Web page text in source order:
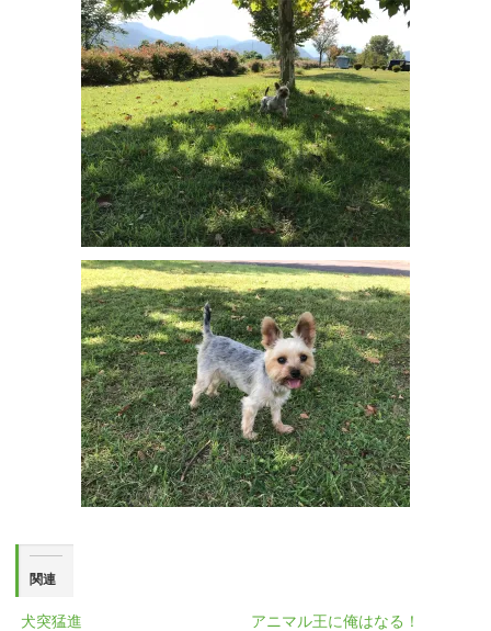
関連
犬突猛進
アニマル王に俺はなる！